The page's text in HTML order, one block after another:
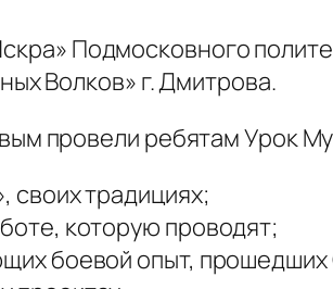
Подмосковного
Волков» г. Дмитрова.
провели ребятам Урок
своих традициях;
которую проводят;
боевой опыт,